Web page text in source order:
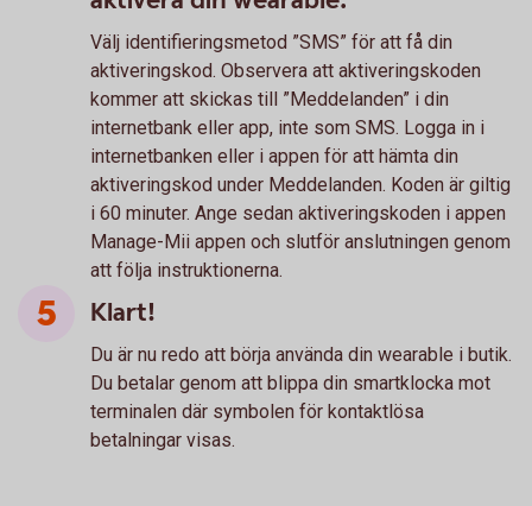
Välj identifieringsmetod ”SMS” för att få din
aktiveringskod. Observera att aktiveringskoden
kommer att skickas till ”Meddelanden” i din
internetbank eller app, inte som SMS. Logga in i
internetbanken eller i appen för att hämta din
aktiveringskod under Meddelanden. Koden är giltig
i 60 minuter. Ange sedan aktiveringskoden i appen
Manage-Mii appen och slutför anslutningen genom
att följa instruktionerna.
Klart!
Du är nu redo att börja använda din wearable i butik.
Du betalar genom att blippa din smartklocka mot
terminalen där symbolen för kontaktlösa
betalningar visas.